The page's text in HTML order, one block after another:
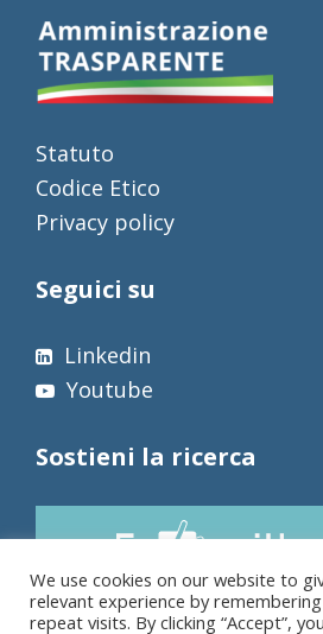
Statuto
Codice Etico
Privacy policy
Seguici su
Linkedin
Youtube
Sostieni la ricerca
We use cookies on our website to
relevant experience by
repeat visits. By clicking “Accept”,